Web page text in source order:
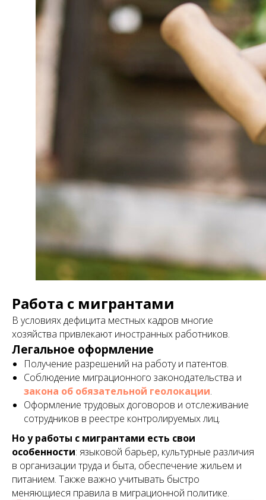
Работа с мигрантами
В условиях дефицита местных кадров многие
хозяйства привлекают иностранных работников.
Легальное оформление
Получение разрешений на работу и патентов.
Соблюдение миграционного законодательства и
закона об обязательной геолокации.
Оформление трудовых договоров и отслеживание
сотрудников в реестре контролируемых лиц.
Но у работы с мигрантами есть свои
особенности: языковой барьер, культурные различия
в организации труда и быта, обеспечение жильем и
питанием. Также важно учитывать быстро
меняющиеся правила в миграционной политике.